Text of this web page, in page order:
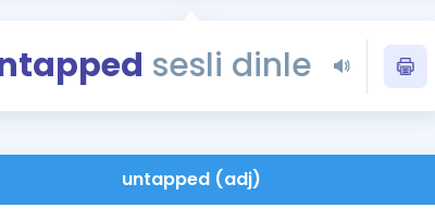
YDS - YÖKDİL
İngilizce
sesli dinle
untapped (adj)